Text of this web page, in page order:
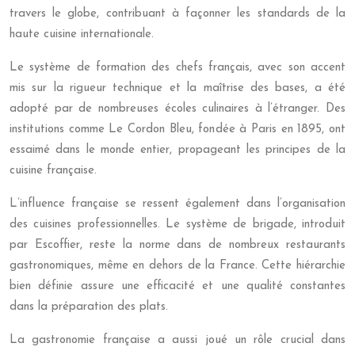
travers le globe, contribuant à façonner les standards de la
haute cuisine internationale.
Le système de formation des chefs français, avec son accent
mis sur la rigueur technique et la maîtrise des bases, a été
adopté par de nombreuses écoles culinaires à l’étranger. Des
institutions comme Le Cordon Bleu, fondée à Paris en 1895, ont
essaimé dans le monde entier, propageant les principes de la
cuisine française.
L’influence française se ressent également dans l’organisation
des cuisines professionnelles. Le système de brigade, introduit
par Escoffier, reste la norme dans de nombreux restaurants
gastronomiques, même en dehors de la France. Cette hiérarchie
bien définie assure une efficacité et une qualité constantes
dans la préparation des plats.
La gastronomie française a aussi joué un rôle crucial dans